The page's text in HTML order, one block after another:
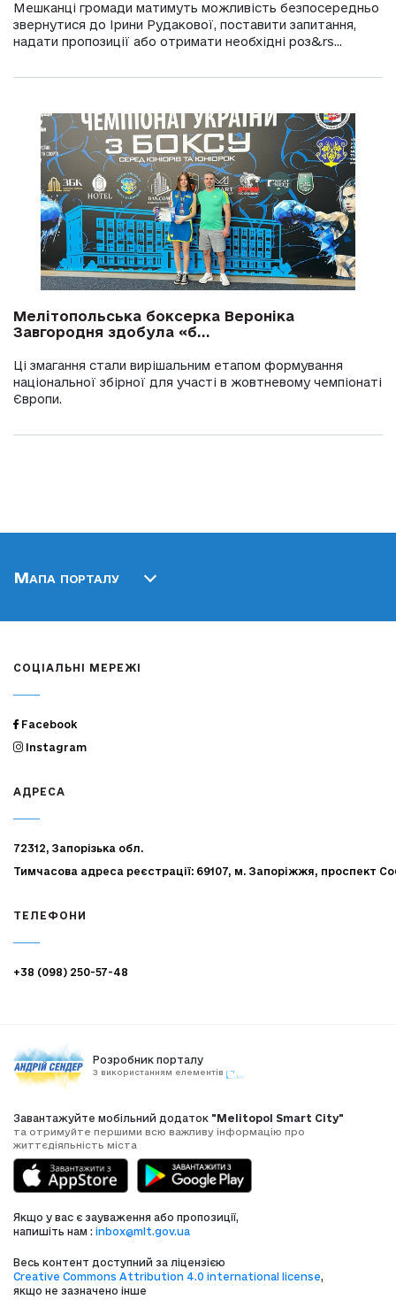
Мешканці громади матимуть можливість безпосередньо
звернутися до Ірини Рудакової, поставити запитання,
надати пропозиції або отримати необхідні роз&rs...
Мелітопольська боксерка Вероніка
Завгородня здобула «б...
Ці змагання стали вирішальним етапом формування
національної збірної для участі в жовтневому чемпіонаті
Європи.
Мапа порталу
СОЦІАЛЬНІ МЕРЕЖІ
Facebook
Instagram
АДРЕСА
72312, Запорізька обл.
Тимчасова адреса реєстрації: 69107, м. Запоріжжя, проспект
ТЕЛЕФОНИ
+38 (098) 250-57-48
Розробник порталу
З використанням елементів
Завантажуйте мобільний додаток "Melitopol Smart City"
та отримуйте першими всю важливу інформацію про
життєдіяльність міста
Якщо у вас є зауваження або пропозиції,
напишіть нам : inbox@mlt.gov.ua
Весь контент доступний за ліцензією
Creative Commons Attribution 4.0 international license,
якщо не зазначено інше